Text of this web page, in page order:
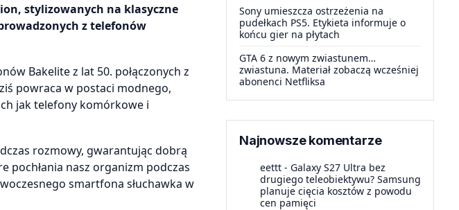
stylizowanych na klasyczne
z telefonów
Bakelite z lat 50. połączonych z
powraca w postaci modnego,
jak telefony komórkowe i
rozmowy, gwarantując dobrą
pochłania nasz organizm podczas
smartfona słuchawka w
Sony umieszcza ostrzeżenia na
pudełkach PS5. Etykieta informuje o
końcu gier na płytach
GTA 6 z nowym zwiastunem…
zwiastuna. Materiał zobaczą wcześniej
abonenci Netfliksa
Najnowsze komentarze
eettt - Galaxy S27 Ultra bez
drugiego teleobiektywu? Samsung
planuje cięcia kosztów z powodu
cen pamięci